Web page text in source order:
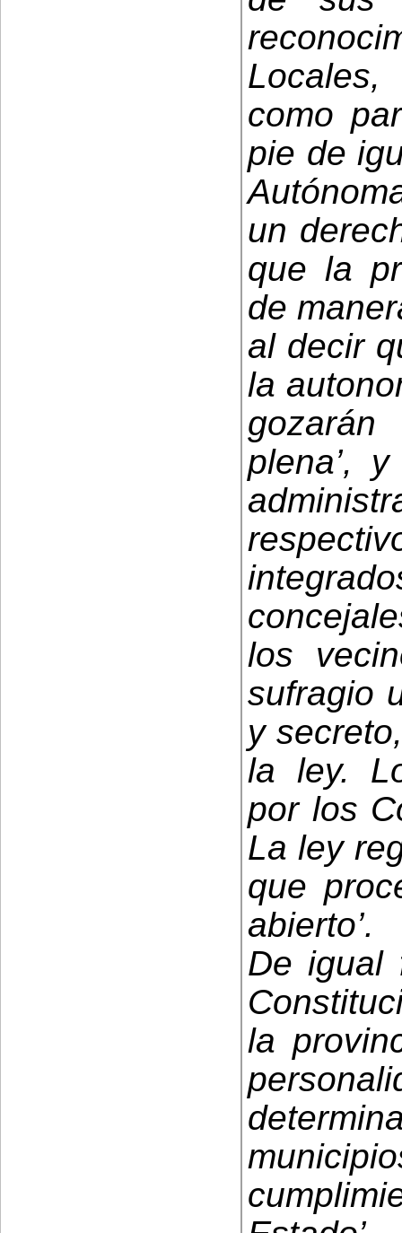
Locales,
como
pie de
un
que la
de
al decir
la
plena’,
los
sufragio
y
la ley.
por los
La ley
que
abierto’.
De igual
la